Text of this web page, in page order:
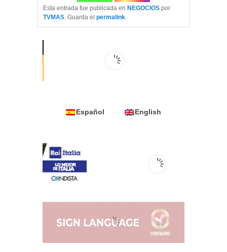
Esta entrada fue publicada en NEGOCIOS por
TVMAS. Guarda el permalink.
Español English